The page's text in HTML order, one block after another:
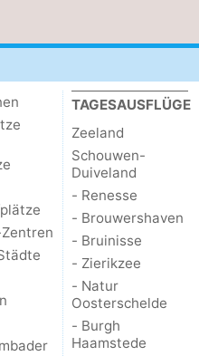
TAGESAUSFLÜGE
Zeeland
Schouwen-
Duiveland
- Renesse
- Brouwershaven
- Bruinisse
- Zierikzee
- Natur
Oosterschelde
- Burgh
Haamstede